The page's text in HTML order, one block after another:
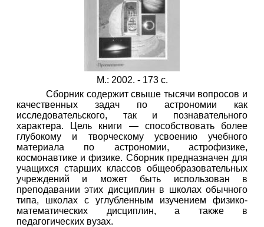
М.: 2002. - 173 с.
Сборник содержит свыше тысячи вопросов и
качественных задач по астрономии как
исследовательского, так и познавательного
характера. Цель книги — способствовать более
глубокому и творческому усвоению учебного
материала по астрономии, астрофизике,
космонавтике и физике. Сборник предназначен для
учащихся старших классов общеобразовательных
учреждений и может быть использован в
преподавании этих дисциплин в школах обычного
типа, школах с углубленным изучением физико-
математических дисциплин, а также в
педагогических вузах.